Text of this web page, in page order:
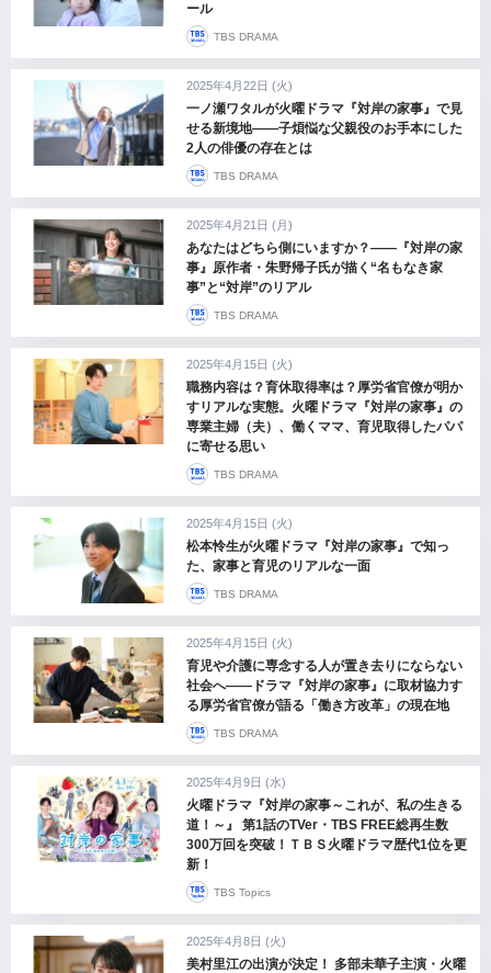
ール
TBS DRAMA
2025年4月22日 (火)
一ノ瀬ワタルが火曜ドラマ『対岸の家事』で見
せる新境地――子煩悩な父親役のお手本にした
2人の俳優の存在とは
TBS DRAMA
2025年4月21日 (月)
あなたはどちら側にいますか？――『対岸の家
事』原作者・朱野帰子氏が描く“名もなき家
事”と“対岸”のリアル
TBS DRAMA
2025年4月15日 (火)
職務内容は？育休取得率は？厚労省官僚が明か
すリアルな実態。火曜ドラマ『対岸の家事』の
専業主婦（夫）、働くママ、育児取得したパパ
に寄せる思い
TBS DRAMA
2025年4月15日 (火)
松本怜生が火曜ドラマ『対岸の家事』で知っ
た、家事と育児のリアルな一面
TBS DRAMA
2025年4月15日 (火)
育児や介護に専念する人が置き去りにならない
社会へ――ドラマ『対岸の家事』に取材協力す
る厚労省官僚が語る「働き方改革」の現在地
TBS DRAMA
2025年4月9日 (水)
火曜ドラマ『対岸の家事～これが、私の生きる
道！～』 第1話のTVer・TBS FREE総再生数
300万回を突破！ＴＢＳ火曜ドラマ歴代1位を更
新！
TBS Topics
2025年4月8日 (火)
美村里江の出演が決定！ 多部未華子主演・火曜